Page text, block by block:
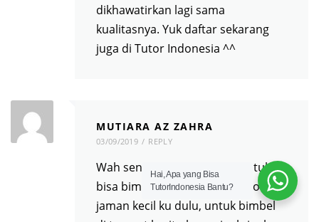
dikhawatirkan lagi sama
kualitasnya. Yuk daftar sekarang
juga di Tutor Indonesia ^^
MUTIARA AZ ZAHRA
03/09/2019 REPLY
Wah senangnya, sekarang untuk
bisa bimbel ga pake ribet! Kalo
jaman kecil ku dulu, untuk bimbel
Hai, Apa yang Bisa
TutorIndonesia Bantu?